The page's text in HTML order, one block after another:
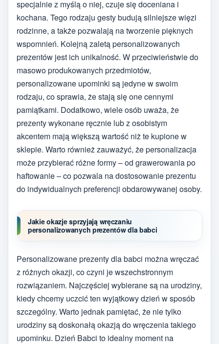
specjalnie z myślą o niej, czuje się doceniana i
kochana. Tego rodzaju gesty budują silniejsze więzi
rodzinne, a także pozwalają na tworzenie pięknych
wspomnień. Kolejną zaletą personalizowanych
prezentów jest ich unikalność. W przeciwieństwie do
masowo produkowanych przedmiotów,
personalizowane upominki są jedyne w swoim
rodzaju, co sprawia, że stają się one cennymi
pamiątkami. Dodatkowo, wiele osób uważa, że
prezenty wykonane ręcznie lub z osobistym
akcentem mają większą wartość niż te kupione w
sklepie. Warto również zauważyć, że personalizacja
może przybierać różne formy – od grawerowania po
haftowanie – co pozwala na dostosowanie prezentu
do indywidualnych preferencji obdarowywanej osoby.
Jakie okazje sprzyjają wręczaniu
personalizowanych prezentów dla babci
Personalizowane prezenty dla babci można wręczać
z różnych okazji, co czyni je wszechstronnym
rozwiązaniem. Najczęściej wybierane są na urodziny,
kiedy chcemy uczcić ten wyjątkowy dzień w sposób
szczególny. Warto jednak pamiętać, że nie tylko
urodziny są doskonałą okazją do wręczenia takiego
upominku. Dzień Babci to idealny moment na